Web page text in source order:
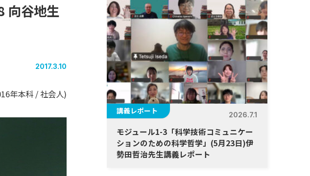
向谷地生
2017.3.10
年本科 / 社会人)
講義レポート 2026.7.1
モジュール1-3「科学技術コミュニケー
ションのための科学哲学」(5月23日)伊
勢⽥哲治先生講義レポート